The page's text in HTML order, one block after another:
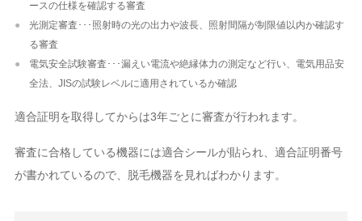
ースの仕様を確認する審査
光測定審査･･･照射時の光の出力や波長、照射間隔が制限値以内か確認す
る審査
電気安全試験審査･･･漏えい電流や絶縁体力の測定など行い、電気用品安
全法、JISの試験レベルに適用されているか確認
適合証明を取得してからは3年ごとに審査が行われます。
審査に合格している機器には適合シールが貼られ、適合証明番号
が書かれているので、脱毛機器を見ればわかります。